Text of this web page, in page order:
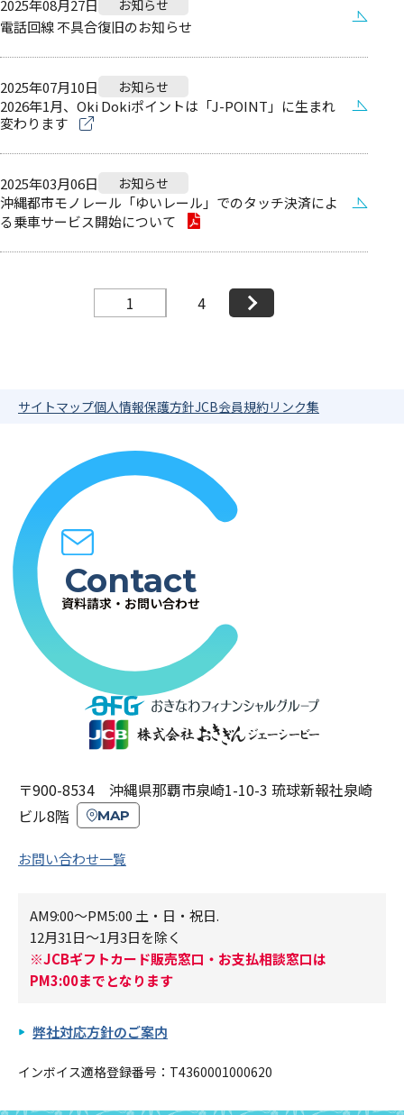
2025年08月27日 お知らせ
電話回線 不具合復旧のお知らせ
2025年07月10日 お知らせ
2026年1月、Oki Dokiポイントは「J-POINT」に生まれ
変わります
2025年03月06日 お知らせ
沖縄都市モノレール「ゆいレール」でのタッチ決済によ
る乗車サービス開始について
4
サイトマップ個人情報保護方針JCB会員規約リンク集
Contact
資料請求・お問い合わせ
〒900-8534 沖縄県那覇市泉崎1-10-3 琉球新報社泉崎
ビル8階
MAP
お問い合わせ一覧
AM9:00～PM5:00 土・日・祝日.
12月31日～1月3日を除く
※JCBギフトカード販売窓口・お支払相談窓口は
PM3:00までとなります
弊社対応方針のご案内
インボイス適格登録番号：T4360001000620